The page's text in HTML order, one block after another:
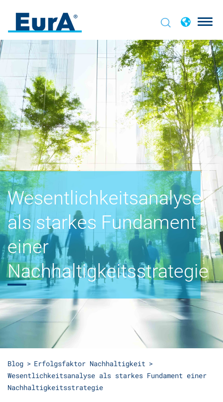
Wesentlichkeitsanalyse
als starkes Fundament
einer
Nachhaltigkeitsstrategie
Blog
Erfolgsfaktor Nachhaltigkeit
Wesentlichkeitsanalyse als starkes Fundament einer
Nachhaltigkeitsstrategie